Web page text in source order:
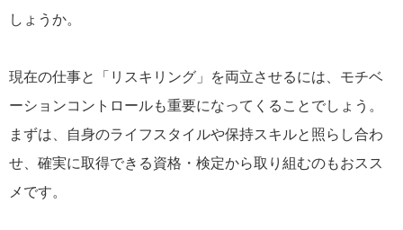
しょうか。
現在の仕事と「リスキリング」を両立させるには、モチベ
ーションコントロールも重要になってくることでしょう。
まずは、自身のライフスタイルや保持スキルと照らし合わ
せ、確実に取得できる資格・検定から取り組むのもおスス
メです。